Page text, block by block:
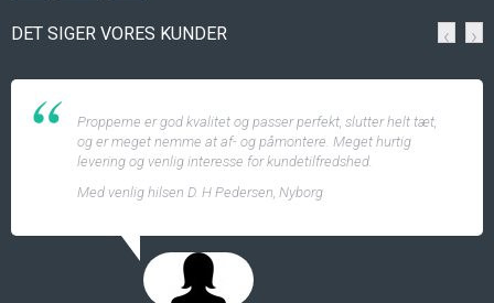
DET SIGER VORES KUNDER
Det var nemmere at lave kageopsatsen, end jeg troede. Jeg
skal helt sikkert bestille flere stativer, så jeg kan lave flere
opsatser, som skal bruges til gaver :) Super fin service!
Hilsen M. M
‹ ›